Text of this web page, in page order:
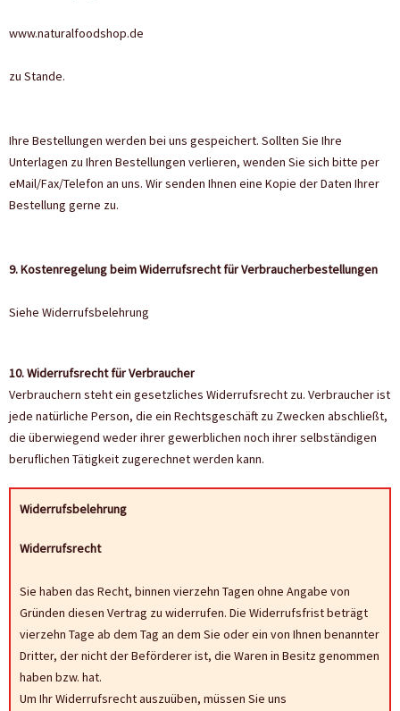
www.naturalfoodshop.de
zu Stande.
Ihre Bestellungen werden bei uns gespeichert. Sollten Sie Ihre
Unterlagen zu Ihren Bestellungen verlieren, wenden Sie sich bitte per
eMail/Fax/Telefon an uns. Wir senden Ihnen eine Kopie der Daten Ihrer
Bestellung gerne zu.
9. Kostenregelung beim Widerrufsrecht für Verbraucherbestellungen
Siehe Widerrufsbelehrung
10. Widerrufsrecht für Verbraucher
Verbrauchern steht ein gesetzliches Widerrufsrecht zu. Verbraucher ist
jede natürliche Person, die ein Rechtsgeschäft zu Zwecken abschließt,
die überwiegend weder ihrer gewerblichen noch ihrer selbständigen
beruflichen Tätigkeit zugerechnet werden kann.
Widerrufsbelehrung
Widerrufsrecht
Sie haben das Recht, binnen vierzehn Tagen ohne Angabe von
Gründen diesen Vertrag zu widerrufen. Die Widerrufsfrist beträgt
vierzehn Tage ab dem Tag an dem Sie oder ein von Ihnen benannter
Dritter, der nicht der Beförderer ist, die Waren in Besitz genommen
haben bzw. hat.
Um Ihr Widerrufsrecht auszuüben, müssen Sie uns